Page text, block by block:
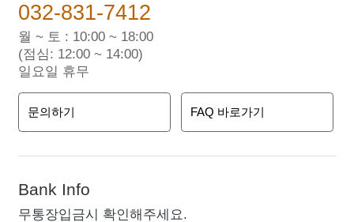
032-831-7412
월 ~ 토 : 10:00 ~ 18:00
(점심: 12:00 ~ 14:00)
일요일 휴무
문의하기 FAQ 바로가기
Bank Info
무통장입금시 확인해주세요.